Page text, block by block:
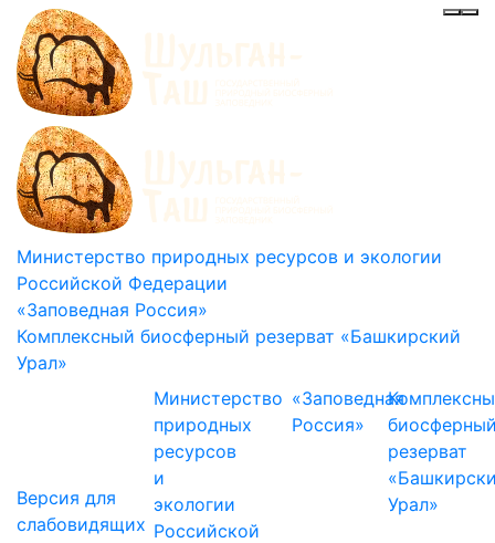
Министерство природных ресурсов и экологии
Российской Федерации
«Заповедная Россия»
Комплексный биосферный резерват «Башкирский
Урал»
Версия для
слабовидящих
Министерство
природных
ресурсов
и
экологии
Российской
«Заповедная
Россия»
резерват
Урал»